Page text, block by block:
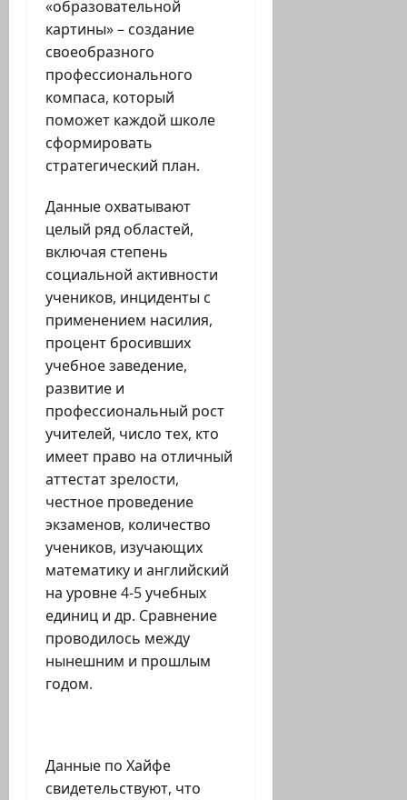
«образовательной
картины» – создание
своеобразного
профессионального
компаса, который
поможет каждой школе
сформировать
стратегический план.
Данные охватывают
целый ряд областей,
включая степень
социальной активности
учеников, инциденты с
применением насилия,
процент бросивших
учебное заведение,
развитие и
профессиональный рост
учителей, число тех, кто
имеет право на отличный
аттестат зрелости,
честное проведение
экзаменов, количество
учеников, изучающих
математику и английский
на уровне 4-5 учебных
единиц и др. Cравнение
проводилось между
нынешним и прошлым
годом.
Данные по Хайфе
свидетельствуют, что